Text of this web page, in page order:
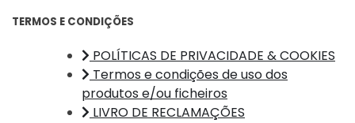
TERMOS E CONDIÇÕES
POLÍTICAS DE PRIVACIDADE & COOKIES
Termos e condições de uso dos
produtos e/ou ficheiros
LIVRO DE RECLAMAÇÕES